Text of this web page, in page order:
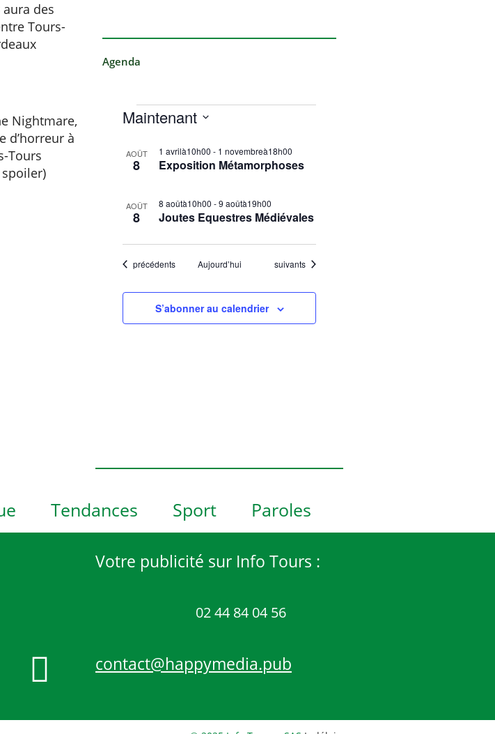
aura des
Tours-
Nightmare,
d’horreur à
Tours
Agenda
Maintenant
é
c
i
o
n
z
L
t
f
e
n
V
i
e
AOÛT
8 Exposition Métamorphoses
1 avrilà10h00 - 1 novembreà18h00
AOÛT
8 Joutes Equestres Médiévales
8 aoûtà10h00 -9 aoûtà19h00
Évènements
précédents Aujourd’hui Évènements
suivants
S’abonner au calendrier
Tendances Sport Paroles
Votre publicité sur Info Tours :
02 44 84 04 56
contact@happymedia.pub